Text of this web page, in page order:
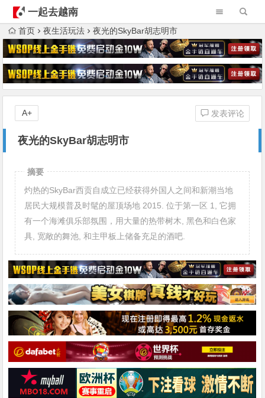
一起去越南
首页 夜生活玩法 夜光的SkyBar胡志明市
夜光的SkyBar胡志明市
发表评论
A+
摘要
灼热的SkyBar西贡自成立已经获得外国人之间和新潮当地
居民大规模普及时髦的屋顶场地 2015. 位于第一区 1, 它拥
有一个海滩俱乐部氛围，用大量的热带树木, 黑色和白色家
具, 宽敞的舞池, 和主甲板上储备充足的酒吧.